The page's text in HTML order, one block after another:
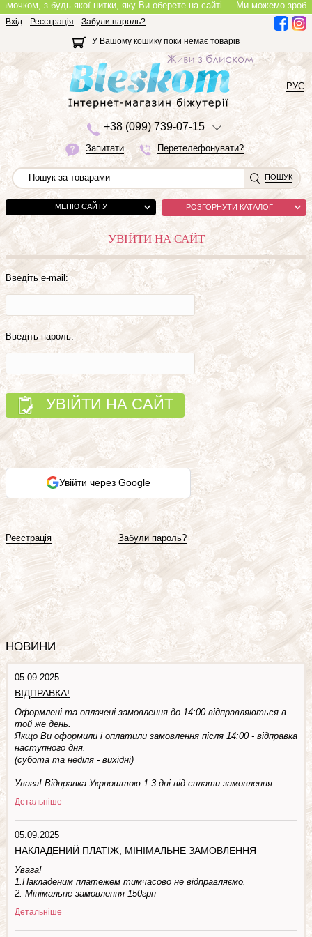
з будь-якої нитки, яку Ви оберете на сайті. Ми можемо
Вхід Реєстрація
Забули пароль?
У Вашому кошику поки немає товарів
+38 (099) 739-07-15
Запитати Перетелефонувати?
РУС
ПОШУК
МЕНЮ САЙТУ РОЗГОРНУТИ КАТАЛОГ
УВІЙТИ НА САЙТ
Введіть e-mail:
Введіть пароль:
УВІЙТИ НА САЙТ
Увійти через Google
Реєстрація Забули пароль?
НОВИНИ
05.09.2025
ВІДПРАВКА!
Оформлені та оплачені замовлення до 14:00 відправляються в
той же день.
Якщо Ви оформили і оплатили замовлення після 14:00 - відправка
наступного дня.
(субота та недiля - вuхiднi)
Увага! Відправка Укрпоштою 1-3 дні від сплати замовлення.
Детальніше
05.09.2025
НАКЛАДЕНИЙ ПЛАТІЖ, МІНІМАЛЬНЕ ЗАМОВЛЕННЯ
Увага!
1.Накладеним платежем тимчасово не відправляємо.
2. Мінімальне замовлення 150грн
Детальніше